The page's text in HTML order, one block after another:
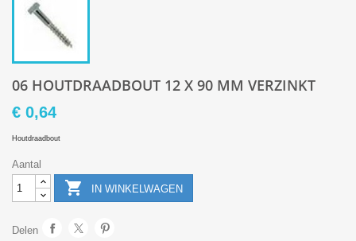
06 HOUTDRAADBOUT 12 X 90 MM VERZINKT
€ 0,64
Houtdraadbout
Aantal
 IN WINKELWAGEN
Delen